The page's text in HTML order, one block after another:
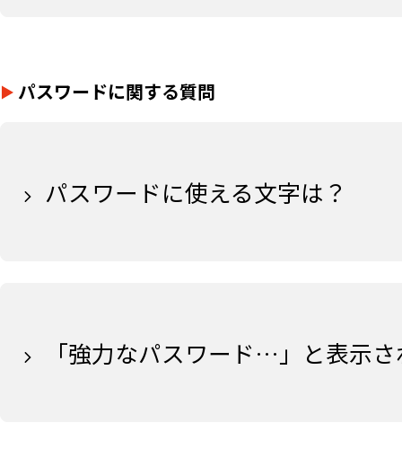
パスワードに関する質問
パスワードに使える文字は？
「強力なパスワード…」と表示